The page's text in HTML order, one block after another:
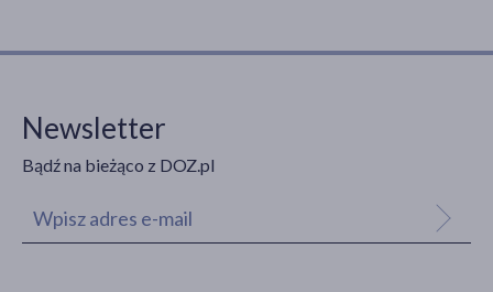
Newsletter
Bądź na bieżąco z DOZ.pl